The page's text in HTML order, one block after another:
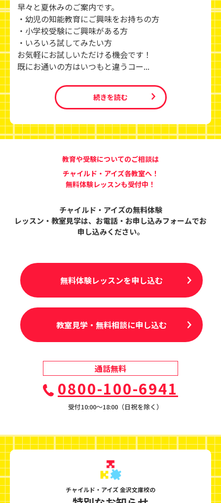
早々と夏休みのご案内です。
・幼児の知能教育にご興味をお持ちの方
・小学校受験にご興味がある方
・いろいろ試してみたい方
お気軽にお試しいただける機会です！
既にお通いの方はいつもと違うコー...
続きを読む
教育や受験についてのご相談は
チャイルド・アイズ各教室へ！
無料体験レッスンも受付中！
チャイルド・アイズの無料体験
レッスン・教室見学は、 お電話・お申し込みフォームでお
申し込みください。
無料体験レッスンを申し込む
教室見学・無料相談に申し込む
通話無料
0800-100-6941
受付10:00〜18:00（日祝を除く）
チャイルド・アイズ 金沢文庫校の